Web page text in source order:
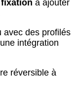
fixation à ajouter
avec des profilés
intégration
réversible à